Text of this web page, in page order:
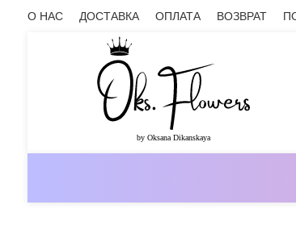
О НАС ДОСТАВКА ОПЛАТА ВОЗВРАТ